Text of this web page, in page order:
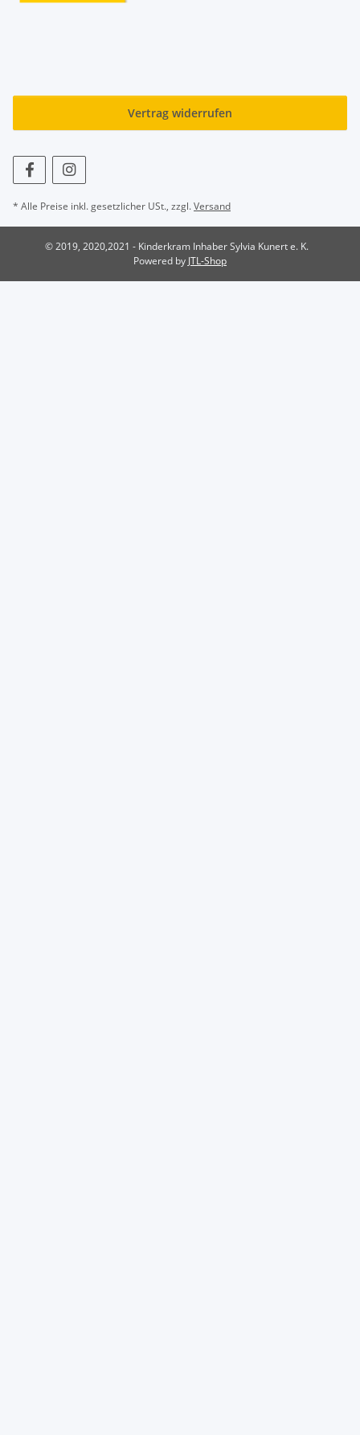
Vertrag widerrufen
* Alle Preise inkl. gesetzlicher USt., zzgl.Versand
© 2019, 2020,2021 - Kinderkram Inhaber Sylvia Kunert e. K.
Powered by JTL-Shop